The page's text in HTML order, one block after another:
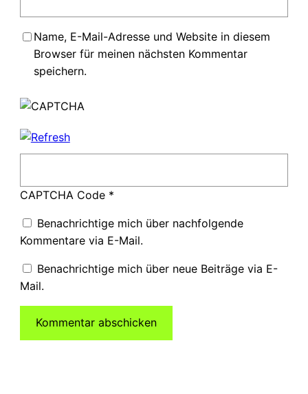
Name, E-Mail-Adresse und Website in diesem
Browser für meinen nächsten Kommentar
speichern.
CAPTCHA Code*
Benachrichtige mich über nachfolgende
Kommentare via E-Mail.
Benachrichtige mich über neue Beiträge via E-
Mail.